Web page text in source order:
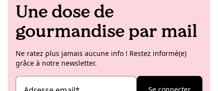
Une dose de
gourmandise par mail
Ne ratez plus jamais aucune info ! Restez informé(e)
grâce à notre newsletter.